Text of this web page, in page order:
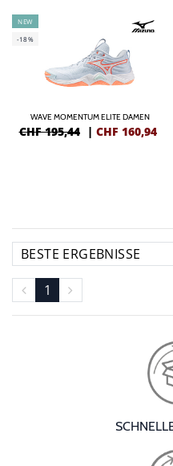
NEW
-18%
WAVE MOMENTUM ELITE DAMEN
CHF 195,44 | CHF 160,94
1